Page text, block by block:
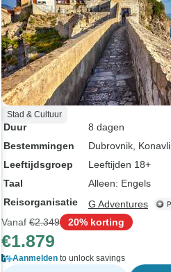
hebben. Ik zou het ????
iedereen aanraden die een
avontuur wil!
Stad & Cultuur
Duur
8 dagen
Bestemmingen
Dubrovnik , Konavli
Leeftijdsgroep
Leeftijden 18+
Taal
Alleen: Engels
Reisorganisatie
G Adventures
Vanaf €2.349 20% korting
€1.879
Aanmelden to unlock savings